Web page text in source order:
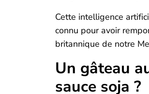
Cette intelligence
connu pour avoir
britannique de notre
Un gâteau
sauce soja ?